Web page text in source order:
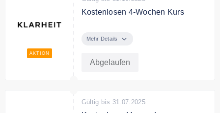
AKTION
Kostenlosen 4-Wochen Kurs
und erhalte einen 4-Wochen
Mehr Details
Abgelaufen
Gültig bis 31.07.2025